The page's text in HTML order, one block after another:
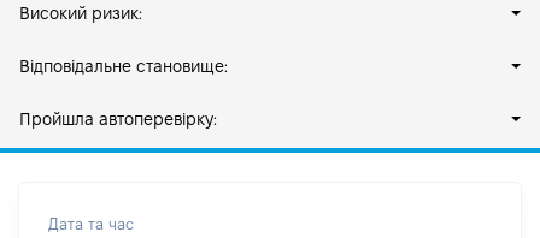
Високий ризик:
Відповідальне становище:
Пройшла автоперевірку:
Дата та час